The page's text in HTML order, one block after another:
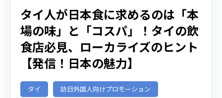
タイ人が日本食に求めるのは「本
場の味」と「コスパ」！タイの飲
食店必見、ローカライズのヒント
【発信！日本の魅力】
タイ 訪日外国人向けプロモーション